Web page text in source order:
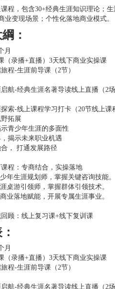
程，包含30+经典生涯知识理论；
业变现场景；个性化落地商业模式。
：
月
（录播+直播）3天线下商业实操课
程-生涯前导课（2节）
航-经典生涯名著导读线上直播（2场
索-线上课程学习打卡（20节线上课
拓展
青少年生涯的多面性
揭示未来职业机遇
， 打通发展路径
程：专商结合，实操落地
年生涯规划师，掌握关键咨询技能。
桌游引领师，掌握群体引领技术。
业落地赋能，开展专属生涯事业。
顾：线上复习课+线下复训课
月
（录播+直播）3天线下商业实操课
程-生涯前导课（2节）
航-经典生涯名著导读线上直播（2场